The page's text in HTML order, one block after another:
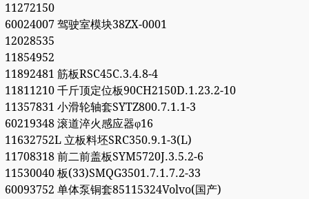
11272150
60024007 驾驶室模块38ZX-0001
12028535
11854952
11892481 筋板RSC45C.3.4.8-4
11811210 千斤顶定位板90CH2150D.1.23.2-10
11357831 小滑轮轴套SYTZ800.7.1.1-3
60219348 滚道淬火感应器φ16
11632752L 立板料坯SRC350.9.1-3(L)
11708318 前二前盖板SYM5720J.3.5.2-6
11530040 板(33)SMQG3501.7.1.7.2-33
60093752 单体泵铜套85115324Volvo(国产)